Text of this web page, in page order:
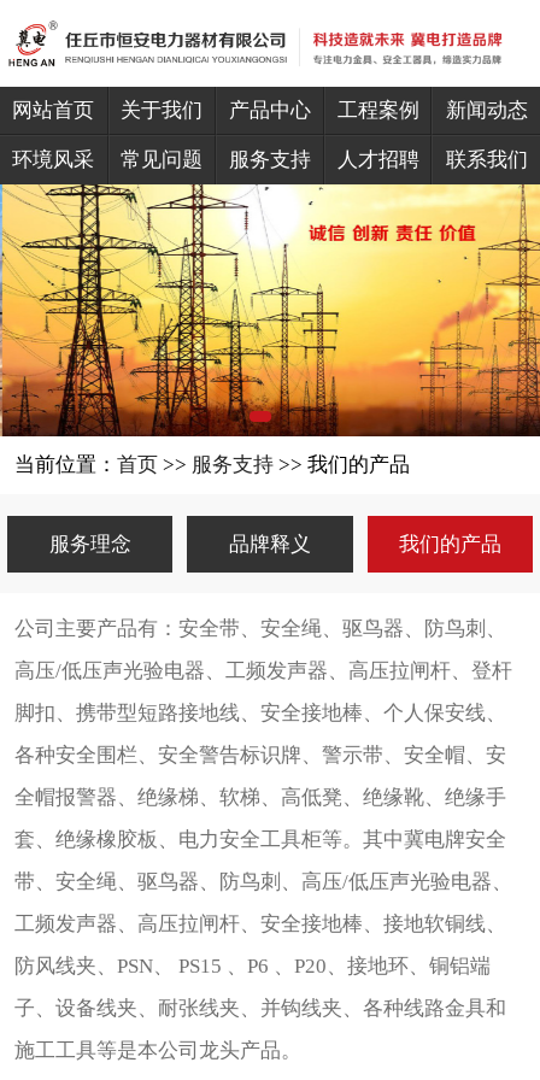
网站首页 关于我们 产品中心 工程案例 新闻动态
环境风采 常见问题 服务支持 人才招聘 联系我们
当前位置： 首页>> 服务支持>> 我们的产品
服务理念 品牌释义 我们的产品
公司主要产品有：安全带、安全绳、驱鸟器、防鸟刺、
高压/低压声光验电器、工频发声器、高压拉闸杆、登杆
脚扣、携带型短路接地线、安全接地棒、个人保安线、
各种安全围栏、安全警告标识牌、警示带、安全帽、安
全帽报警器、绝缘梯、软梯、高低凳、绝缘靴、绝缘手
套、绝缘橡胶板、电力安全工具柜等。其中冀电牌安全
带、安全绳、驱鸟器、防鸟刺、高压/低压声光验电器、
工频发声器、高压拉闸杆、安全接地棒、接地软铜线、
防风线夹、PSN、 PS15 、P6 、P20、接地环、铜铝端
子、设备线夹、耐张线夹、并钩线夹、各种线路金具和
施工工具等是本公司龙头产品。